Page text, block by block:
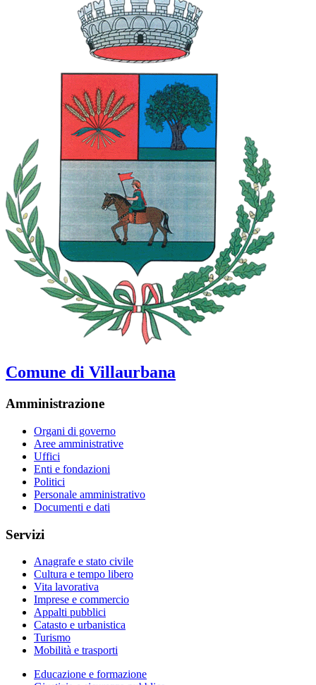
Comune di Villaurbana
Amministrazione
Organi di governo
Aree amministrative
Uffici
Enti e fondazioni
Politici
Personale amministrativo
Documenti e dati
Servizi
Anagrafe e stato civile
Cultura e tempo libero
Vita lavorativa
Imprese e commercio
Appalti pubblici
Catasto e urbanistica
Turismo
Mobilità e trasporti
Educazione e formazione